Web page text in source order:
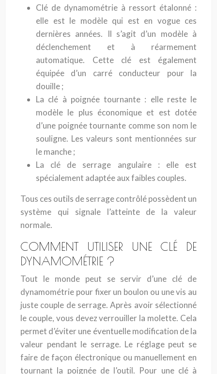
Clé de dynamométrie à ressort étalonné :
elle est le modèle qui est en vogue ces
dernières années. Il s’agit d’un modèle à
déclenchement et à réarmement
automatique. Cette clé est également
équipée d’un carré conducteur pour la
douille ;
La clé à poignée tournante : elle reste le
modèle le plus économique et est dotée
d’une poignée tournante comme son nom le
souligne. Les valeurs sont mentionnées sur
le manche ;
La clé de serrage angulaire : elle est
spécialement adaptée aux faibles couples.
Tous ces outils de serrage contrôlé possèdent un
système qui signale l’atteinte de la valeur
normale.
COMMENT UTILISER UNE CLÉ DE
DYNAMOMÉTRIE ?
Tout le monde peut se servir d’une clé de
dynamométrie pour fixer un boulon ou une vis au
juste couple de serrage. Après avoir sélectionné
le couple, vous devez verrouiller la molette. Cela
permet d’éviter une éventuelle modification de la
valeur pendant le serrage. Le réglage peut se
faire de façon électronique ou manuellement en
tournant la poignée de l’outil. Pour une clé à